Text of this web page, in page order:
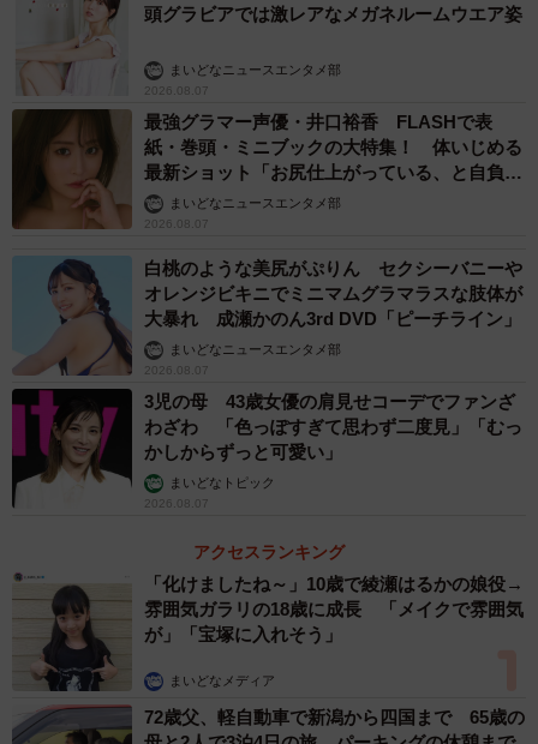
続けて、「定時外労働の原因として、特に時間を費やして
いる業務」を尋ねたところ、「授業準備（教材作成含
む）」（42.2％）、「成績処理」（33.7％）、「学校行事
の準備・運営」（31.9％）が上位に並びました。
このような教務の多忙さから、76.9％が「教員としての仕
事の『やりがい』が低減したと思うことがある」と回答
し、業務過多が肉体的な疲労だけでなく、精神的な充足感
（やりがい）をも削いでいる深刻な状況がうかがえまし
新たに校務支援システムを導入することで業務の効率化が図れた場合、
頭グラビアでは激レアなメガネルームウエア姿
まいどなニュースエンタメ部
2026.08.07
最強グラマー声優・井口裕香 FLASHで表
紙・巻頭・ミニブックの大特集！ 体いじめる
最新ショット「お尻仕上がっている、と自負し
ています」「いくつになっても理想の身体でい
たい」
まいどなニュースエンタメ部
2026.08.07
白桃のような美尻がぷりん セクシーバニーや
オレンジビキニでミニマムグラマラスな肢体が
大暴れ 成瀬かのん3rd DVD「ピーチライン」
まいどなニュースエンタメ部
2026.08.07
3児の母 43歳女優の肩見せコーデでファンざ
わざわ 「色っぽすぎて思わず二度見」「むっ
かしからずっと可愛い」
まいどなトピック
2026.08.07
アクセスランキング
「化けましたね～」10歳で綾瀬はるかの娘役→
雰囲気ガラリの18歳に成長 「メイクで雰囲気
が」「宝塚に入れそう」
まいどなメディア
72歳父、軽自動車で新潟から四国まで 65歳の